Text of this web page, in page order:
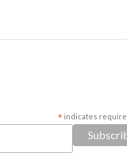
* indicates